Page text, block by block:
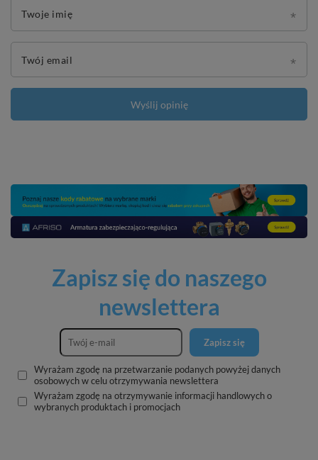
Twoje imię
Twój email
Wyślij opinię
Zapisz się do naszego
newslettera
Zapisz się
Wyrażam zgodę na przetwarzanie podanych powyżej danych
osobowych w celu otrzymywania newslettera
Wyrażam zgodę na otrzymywanie informacji handlowych o
wybranych produktach i promocjach